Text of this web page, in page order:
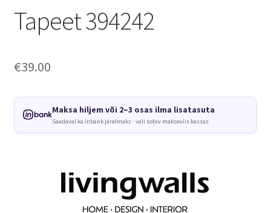
Tapeet 394242
€39.00
Maksa hiljem või 2–3 osas ilma lisatasuta
Saadaval ka Inbank järelmaks · vali sobiv makseviis kassas